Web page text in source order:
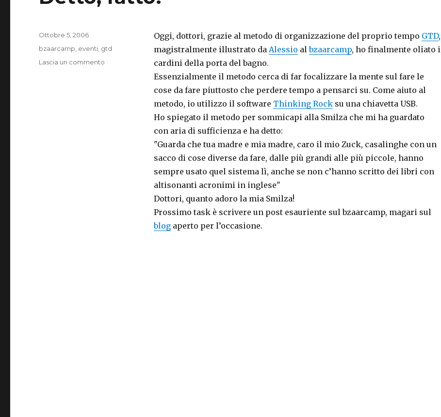
Oggi, dottori, grazie al metodo di organizzazione del proprio tempo GTD,
magistralmente illustrato da Alessio albzaarcamp, ho finalmente oliato i
cardini della porta del bagno.
Essenzialmente il metodo cerca di far focalizzare la mente sul fare le
cose da fare piuttosto che perdere tempo a pensarci su. Come aiuto al
metodo, io utilizzo il software Thinking Rocksu una chiavetta USB.
Ho spiegato il metodo per sommicapi alla Smilza che mi ha guardato
con aria di sufficienza e ha detto:
"Guarda che tua madre e mia madre, caro il mio Zuck, casalinghe con un
sacco di cose diverse da fare, dalle più grandi alle più piccole, hanno
sempre usato quel sistema lì, anche se non c’hanno scritto dei libri con
altisonanti acronimi in inglese"
Dottori, quanto adoro la mia Smilza!
Prossimo task è scrivere un post esauriente sul bzaarcamp, magari sul
blogaperto per l’occasione.
Pubblicato
il
Ottobre 5, 2006
Categorie
bzaarcamp eventi gtd
Lascia un commento